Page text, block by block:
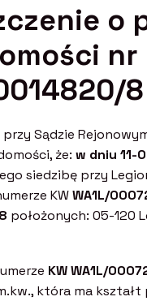
o
nr
8
Sądzie
że: w dniu 11-
siedzibę przy
KWWA1L/
położonych: 05-120
KW WA1L/
która ma